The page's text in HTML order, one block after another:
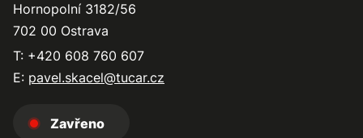
Hornopolní 3182/56
702 00 Ostrava
T: +420 608 760 607
E: pavel.skacel@tucar.cz
Zavřeno